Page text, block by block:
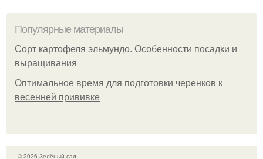
Популярные материалы
Сорт картофеля эльмундо. Особенности посадки и
выращивания
Оптимальное время для подготовки черенков к
весенней прививке
© 2026 Зелёный сад